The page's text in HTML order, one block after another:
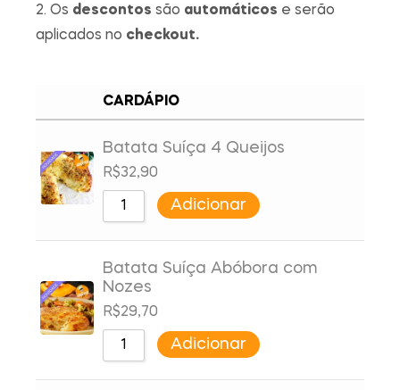
2. Os descontos são automáticos e serão
aplicados no checkout.
CARDÁPIO
Batata Suíça 4 Queijos
R$32,90
Adicionar
Batata Suíça Abóbora com
Nozes
R$29,70
Adicionar